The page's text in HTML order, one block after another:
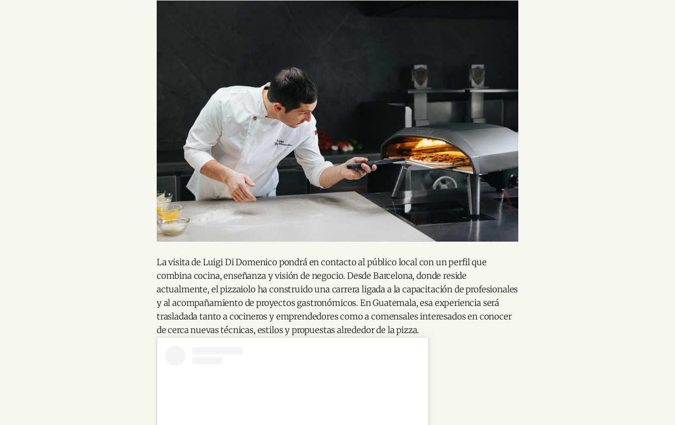
La visita de Luigi Di Domenico pondrá en contacto al público local con un perfil que
combina cocina, enseñanza y visión de negocio. Desde Barcelona, donde reside
actualmente, el pizzaiolo ha construido una carrera ligada a la capacitación de profesionales
y al acompañamiento de proyectos gastronómicos. En Guatemala, esa experiencia será
trasladada tanto a cocineros y emprendedores como a comensales interesados en conocer
de cerca nuevas técnicas, estilos y propuestas alrededor de la pizza.